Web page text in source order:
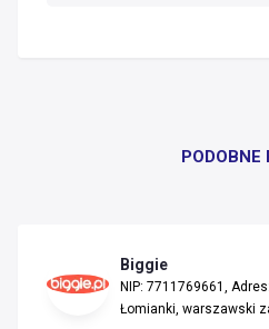
PODOBNE
Biggie
NIP: 7711769661,
Łomianki, warszawski